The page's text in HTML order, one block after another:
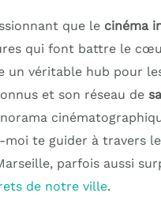
que le cinéma
qui font battre le
un véritable hub pour
et son réseau de
moi te guider à travers
parfois aussi
de notre ville.